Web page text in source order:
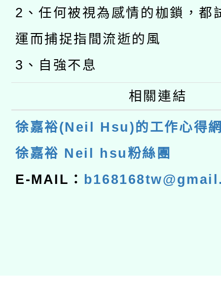
2、任何被視為感情的枷鎖，都
運而捕捉指間流逝的風
3、自強不息
相關連結
徐嘉裕(Neil Hsu)的工作心得
徐嘉裕 Neil hsu粉絲團
E-MAIL：